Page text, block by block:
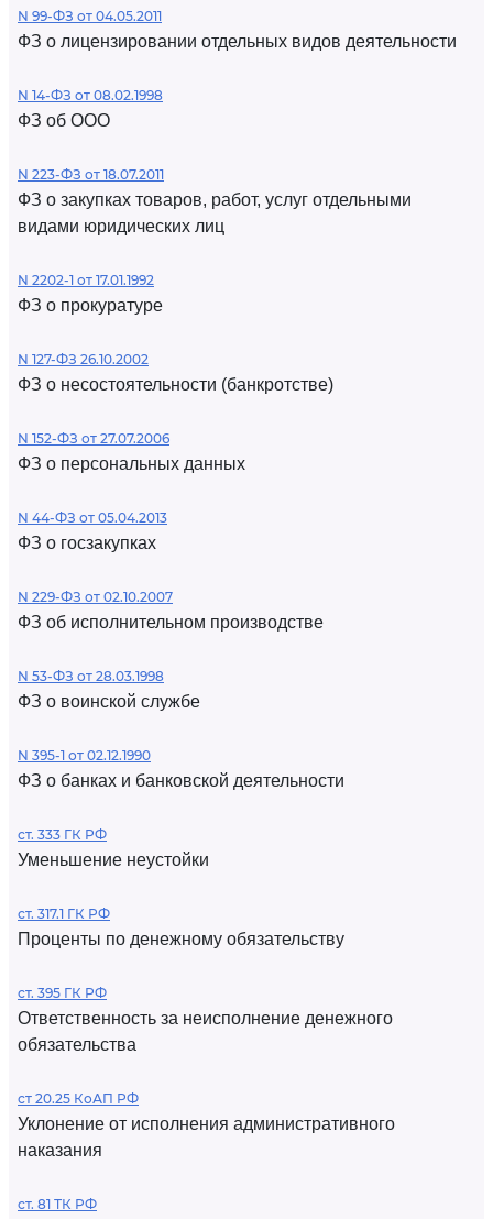
N 99-ФЗ от 04.05.2011
ФЗ о лицензировании отдельных видов деятельности
N 14-ФЗ от 08.02.1998
ФЗ об ООО
N 223-ФЗ от 18.07.2011
ФЗ о закупках товаров, работ, услуг отдельными
видами юридических лиц
N 2202-1 от 17.01.1992
ФЗ о прокуратуре
N 127-ФЗ 26.10.2002
ФЗ о несостоятельности (банкротстве)
N 152-ФЗ от 27.07.2006
ФЗ о персональных данных
N 44-ФЗ от 05.04.2013
ФЗ о госзакупках
N 229-ФЗ от 02.10.2007
ФЗ об исполнительном производстве
N 53-ФЗ от 28.03.1998
ФЗ о воинской службе
N 395-1 от 02.12.1990
ФЗ о банках и банковской деятельности
ст. 333 ГК РФ
Уменьшение неустойки
ст. 317.1 ГК РФ
Проценты по денежному обязательству
ст. 395 ГК РФ
Ответственность за неисполнение денежного
обязательства
ст 20.25 КоАП РФ
Уклонение от исполнения административного
наказания
ст. 81 ТК РФ